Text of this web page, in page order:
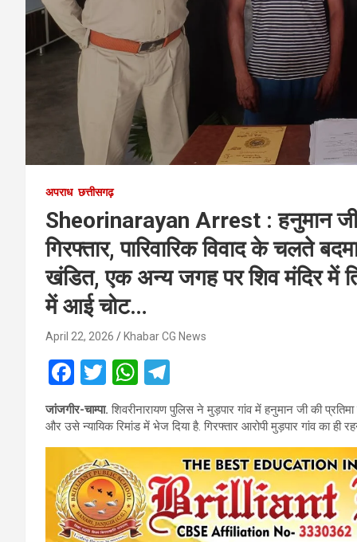
अपराध छत्तीसगढ़
Sheorinarayan Arrest : हनुमान जी
गिरफ्तार, पारिवारिक विवाद के चलते
खंडित, एक अन्य जगह पर शिव मंदिर में
में आई चोट…
April 22, 2026 Khabar CG News
F
a
ce
b
o
o
k
T
wi
tt
er
W
h
at
s
A
p
p
el
e
gr
a
m
जांजगीर-चाम्पा. शिवरीनारायण पुलिस ने मुड़पार गांव में हनुमान जी की
और उसे न्यायिक रिमांड में भेज दिया है. गिरफ्तार आरोपी मुड़पार गांव का